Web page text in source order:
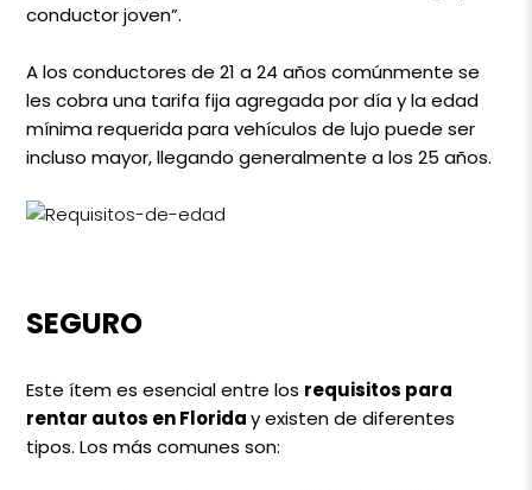
conductor joven”.
A los conductores de 21 a 24 años comúnmente se
les cobra una tarifa fija agregada por día y la edad
mínima requerida para vehículos de lujo puede ser
incluso mayor, llegando generalmente a los 25 años.
SEGURO
Este ítem es esencial entre los requisitos para
rentar autos en Floriday existen de diferentes
tipos. Los más comunes son: